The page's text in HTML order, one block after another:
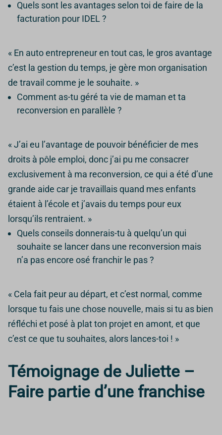
Quels sont les avantages selon toi de faire de la
facturation pour IDEL ?
« En auto entrepreneur en tout cas, le gros avantage
c’est la gestion du temps, je gère mon organisation
de travail comme je le souhaite. »
Comment as-tu géré ta vie de maman et ta
reconversion en parallèle ?
« J’ai eu l’avantage de pouvoir bénéficier de mes
droits à pôle emploi, donc j’ai pu me consacrer
exclusivement à ma reconversion, ce qui a été d’une
grande aide car je travaillais quand mes enfants
étaient à l’école et j’avais du temps pour eux
lorsqu’ils rentraient. »
Quels conseils donnerais-tu à quelqu’un qui
souhaite se lancer dans une reconversion mais
n’a pas encore osé franchir le pas ?
« Cela fait peur au départ, et c’est normal, comme
lorsque tu fais une chose nouvelle, mais si tu as bien
réfléchi et posé à plat ton projet en amont, et que
c’est ce que tu souhaites, alors lances-toi ! »
Témoignage de Juliette –
Faire partie d’une franchise